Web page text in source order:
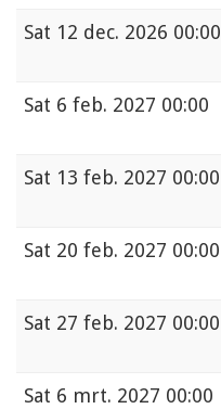
Sat 12 dec. 2026 00:00
Sat 6 feb. 2027 00:00
Sat 13 feb. 2027 00:00
Sat 20 feb. 2027 00:00
Sat 27 feb. 2027 00:00
Sat 6 mrt. 2027 00:00